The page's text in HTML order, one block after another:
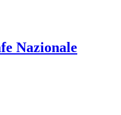
Nazionale